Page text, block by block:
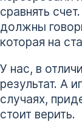
сравнять
должны
которая на
У нас, в
результат. А
случаях,
стоит верить.